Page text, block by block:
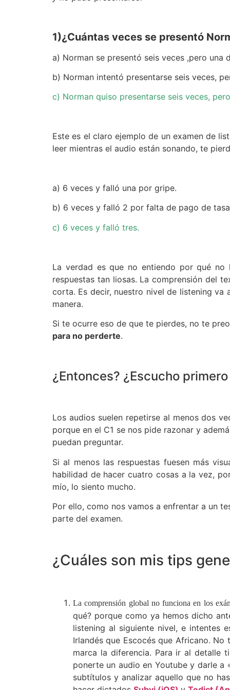
1)¿Cuántas veces se presentó
a) Norman se presentó seis veces ,pero
b) Norman intentó presentarse seis veces,
c) Norman quiso presentarse seis veces,
Este es el claro ejemplo de un examen de
leer mientras el audio están sonando, te
a) 6 veces y falló una por gripe.
b) 6 veces y falló 2 por falta de pago de
c) 6 veces y falló tres.
La verdad es que no entiendo por qué
respuestas tan liosas. La comprensión del
corta. Es decir, nuestro nivel de listening va
manera.
Si te ocurre eso de que te pierdes, no te
para no perderte.
¿Entonces? ¿Escucho
Los audios suelen repetirse al menos dos
porque en el C1 se nos pide razonar y
puedan preguntar.
Si al menos las respuestas fuesen más
habilidad de hacer cuatro cosas a la vez,
mío, lo siento mucho.
Por ello, como nos vamos a enfrentar a un
parte del examen.
¿Cuáles son mis tips
La comprensión global no funciona en los
qué? porque como ya hemos dicho
listening al siguiente nivel, e intentes
Irlandés que Escocés que Africano.
marca la diferencia. Para ir al detalle
ponerte un audio en Youtube y darle a
subtítulos y analizar aquello que no